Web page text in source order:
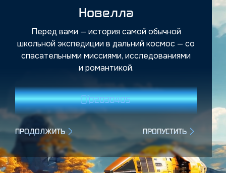
Новелла
Перед вами — история самой обычной
школьной экспедиции в дальний космос — со
спасательными миссиями, исследованиями
и романтикой.
0102030405
ПРОДОЛЖИТЬ ПРОПУСТИТЬ